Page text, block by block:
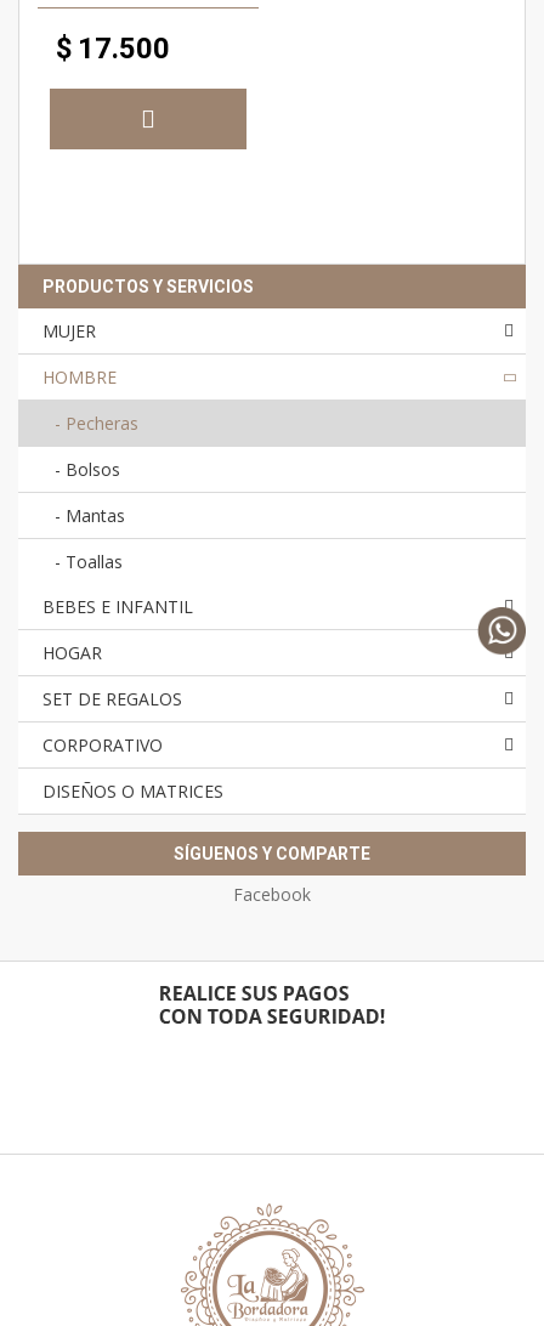
$ 17.500
PRODUCTOS Y SERVICIOS
MUJER
HOMBRE
- Pecheras
- Bolsos
- Mantas
- Toallas
BEBES E INFANTIL
HOGAR
SET DE REGALOS
CORPORATIVO
DISEÑOS O MATRICES
SÍGUENOS Y COMPARTE
Facebook